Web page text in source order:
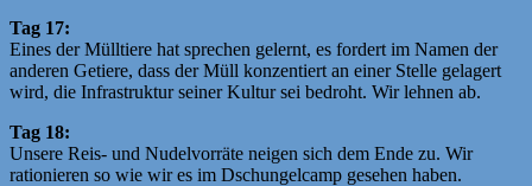
Tag 17:
Eines der Mülltiere hat sprechen gelernt, es fordert im Namen der
anderen Getiere, dass der Müll konzentiert an einer Stelle gelagert
wird, die Infrastruktur seiner Kultur sei bedroht. Wir lehnen ab.
Tag 18:
Unsere Reis- und Nudelvorräte neigen sich dem Ende zu. Wir
rationieren so wie wir es im Dschungelcamp gesehen haben.